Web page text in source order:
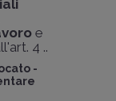
e
4 ..
-